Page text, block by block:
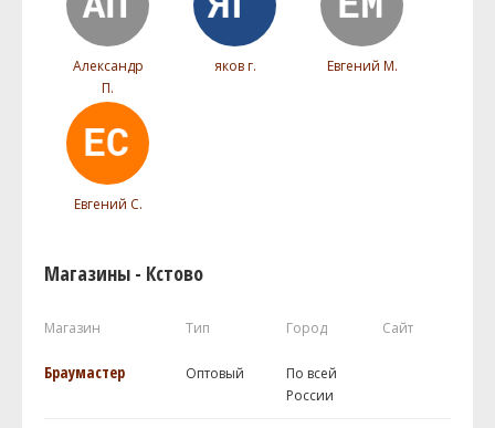
Александр
П.
яков г. Евгений М.
Евгений С.
Магазины - Кстово
Магазин Тип Город Сайт
Браумастер Оптовый
По всей
России